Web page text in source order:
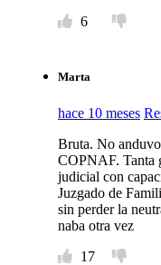
6
Marta
hace 10 meses
Bruta. No
COPNAF. Tanta
judicial con
Juzgado de
sin perder la
naba otra vez
17